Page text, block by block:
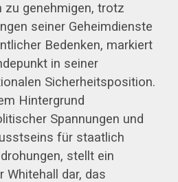
genehmigen, trotz
seiner Geheimdienste
Bedenken, markiert
in seiner
Sicherheitsposition.
Hintergrund
Spannungen und
für staatlich
stellt ein
Whitehall dar, das